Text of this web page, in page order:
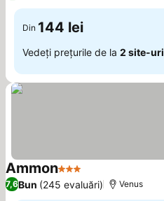
Din 144 lei
Vedeți prețurile de la 2 site-uri
Ammon3 Stele
7,6Bun (245 evaluări) Venus